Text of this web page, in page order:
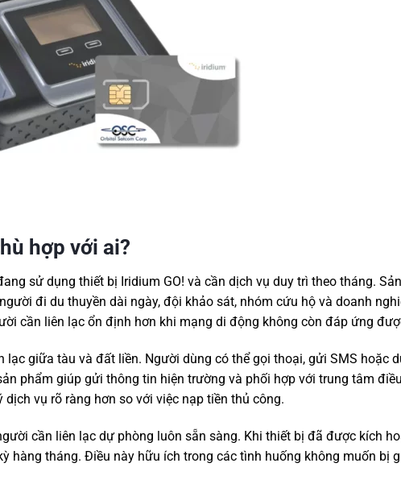
hợp với ai?
sử dụng thiết bị Iridium GO! và cần dịch vụ duy trì theo tháng.
đi du thuyền dài ngày, đội khảo sát, nhóm cứu hộ và doanh
cần liên lạc ổn định hơn khi mạng di động không còn đáp ứng
giữa tàu và đất liền. Người dùng có thể gọi thoại, gửi SMS hoặc
phẩm giúp gửi thông tin hiện trường và phối hợp với trung tâm
vụ rõ ràng hơn so với việc nạp tiền thủ công.
cần liên lạc dự phòng luôn sẵn sàng. Khi thiết bị đã được kích
hàng tháng. Điều này hữu ích trong các tình huống không muốn bị